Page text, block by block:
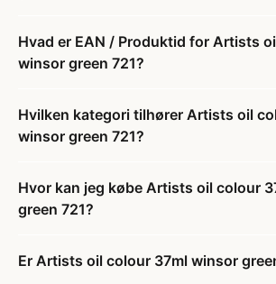
Hvad er EAN / Produktid for Artists
winsor green 721?
Hvilken kategori tilhører Artists oil
winsor green 721?
Hvor kan jeg købe Artists oil colour
green 721?
Er Artists oil colour 37ml winsor